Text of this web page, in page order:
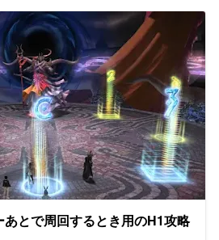
あとで周回するとき用のH1攻略